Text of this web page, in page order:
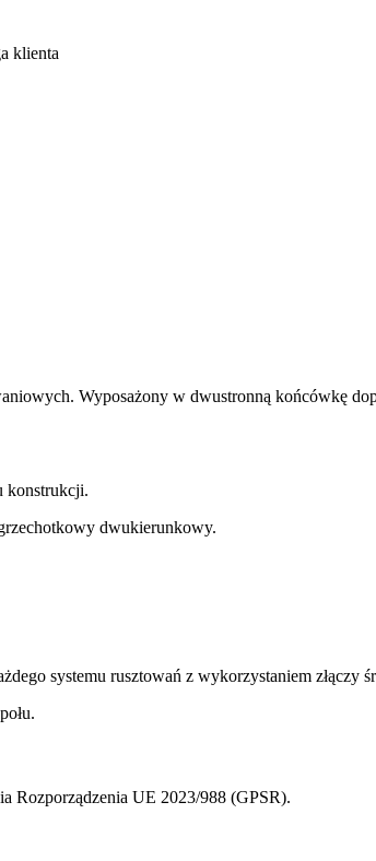
klienta
Wyposażony w dwustronną końcówkę
konstrukcji.
dwukierunkowy.
systemu rusztowań z wykorzystaniem złączy
Rozporządzenia UE 2023/988 (GPSR).